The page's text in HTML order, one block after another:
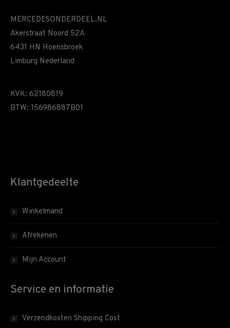
MERCEDESONDERDEEL.NL
Akerstraat Noord 52A
6431 HN Hoensbroek
Limburg Nederland
KVK: 62180819
BTW: 156986887B01
Klantgedeelte
Winkelmand
Afrekenen
Mijn Account
Service en informatie
Verzendkosten Shipping Cost